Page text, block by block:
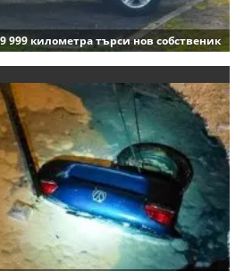
999 километра търси нов собственик